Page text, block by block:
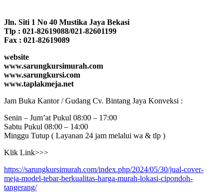
Jln. Siti 1 No 40 Mustika Jaya Bekasi
Tlp : 021-82619088/021-82601199
Fax : 021-82619089
website
www.sarungkursimurah.com
www.sarungkursi.com
www.taplakmeja.net
Jam Buka Kantor / Gudang Cv. Bintang Jaya Konveksi :
Senin – Jum’at Pukul 08:00 – 17:00
Sabtu Pukul 08:00 – 14:00
Minggu Tutup ( Layanan 24 jam melalui wa & tlp )
Klik Link>>>
https://sarungkursimurah.com/index.php/2024/05/30/jual-cover-
meja-model-tebar-berkualitas-harga-murah-lokasi-cipondoh-
tangerang/